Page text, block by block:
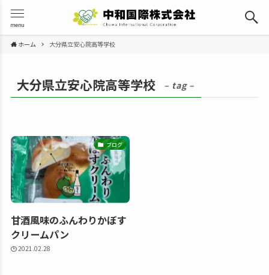
menu
ホーム 大分県立安心院高等学校
大分県立安心院高等学校 – tag –
ブログ
甘酒風味のふんわりかぼす
クリームパン
2021.02.28